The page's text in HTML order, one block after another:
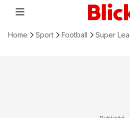
Home Sport Football Super